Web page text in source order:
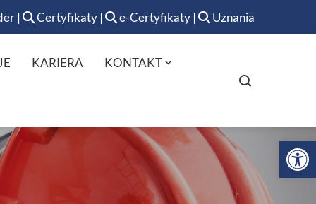
| Certyfikaty | e-Certyfikaty | Uznania
KARIERA KONTAKT